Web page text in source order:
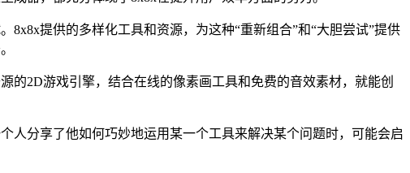
提供的多样化工具和资源，为这种“重新组合”和“大胆尝试”提供
的2D游戏引擎，结合在线的像素画工具和免费的音效素材，就能创
人分享了他如何巧妙地运用某一个工具来解决某个问题时，可能会启